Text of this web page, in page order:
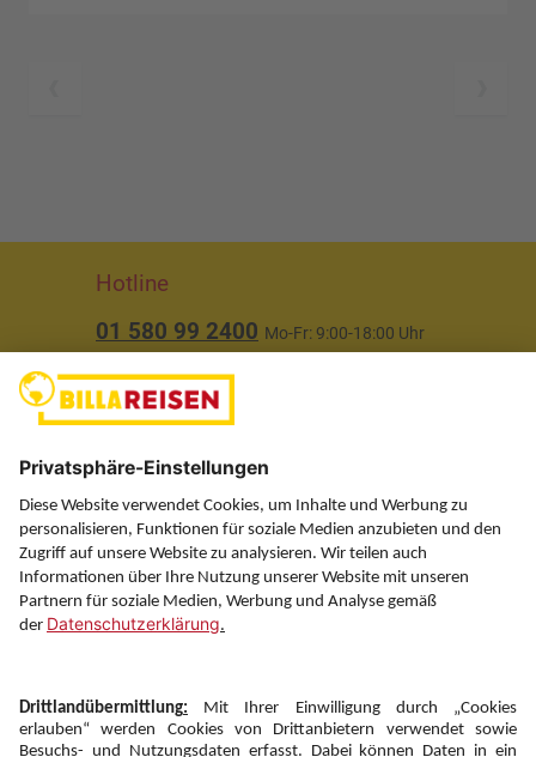
Hotline
01 580 99 2400 Mo-Fr: 9:00-18:00 Uhr
Über uns
Service
Information
Folgen Sie uns auf
Newsletter: